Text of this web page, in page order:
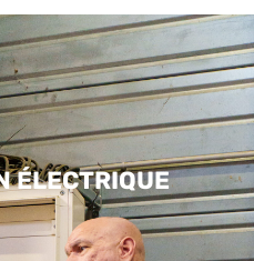
ÉLECTRIQUE